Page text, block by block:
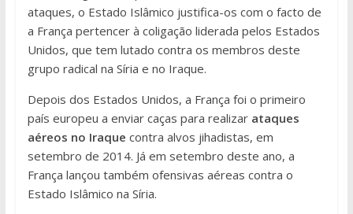
ataques, o Estado Islâmico justifica-os com o facto de
a França pertencer à coligação liderada pelos Estados
Unidos, que tem lutado contra os membros deste
grupo radical na Síria e no Iraque.
Depois dos Estados Unidos, a França foi o primeiro
país europeu a enviar caças para realizar ataques
aéreos no Iraque contra alvos jihadistas, em
setembro de 2014. Já em setembro deste ano, a
França lançou também ofensivas aéreas contra o
Estado Islâmico na Síria.